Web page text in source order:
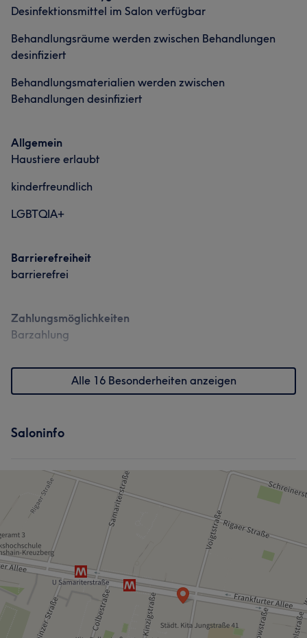
Desinfektionsmittel im Salon verfügbar
Behandlungsräume werden zwischen Behandlungen
desinfiziert
Behandlungsmaterialien werden zwischen
Behandlungen desinfiziert
Allgemein
Haustiere erlaubt
kinderfreundlich
LGBTQIA+
Barrierefreiheit
barrierefrei
Zahlungsmöglichkeiten
Barzahlung
Alle 16 Besonderheiten anzeigen
Saloninfo